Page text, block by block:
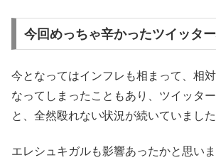
今回めっちゃ辛かったツイッタ
今となってはインフレも相まって、相
なってしまったこともあり、ツイッタ
と、全然殴れない状況が続いていました
エレシュキガルも影響あったかと思いま